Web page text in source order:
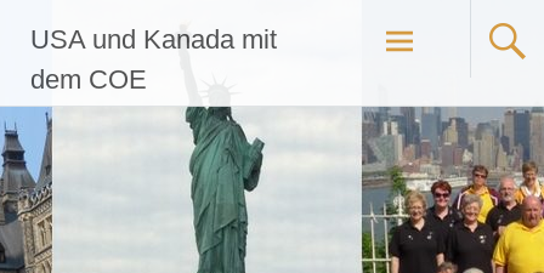
Inhalt
springen
USA und Kanada mit
dem COE